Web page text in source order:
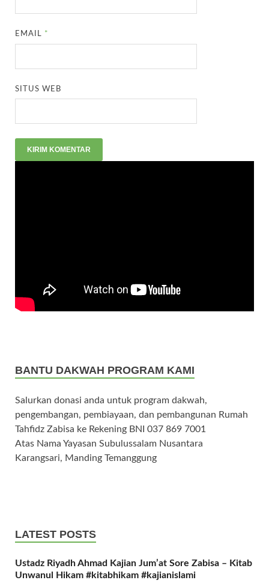
EMAIL *
SITUS WEB
BANTU DAKWAH PROGRAM KAMI
Salurkan donasi anda untuk program dakwah,
pengembangan, pembiayaan, dan pembangunan Rumah
Tahfidz Zabisa ke Rekening BNI 037 869 7001
Atas Nama Yayasan Subulussalam Nusantara
Karangsari, Manding Temanggung
LATEST POSTS
Ustadz Riyadh Ahmad Kajian Jum’at Sore Zabisa – Kitab
Unwanul Hikam #kitabhikam #kajianislami